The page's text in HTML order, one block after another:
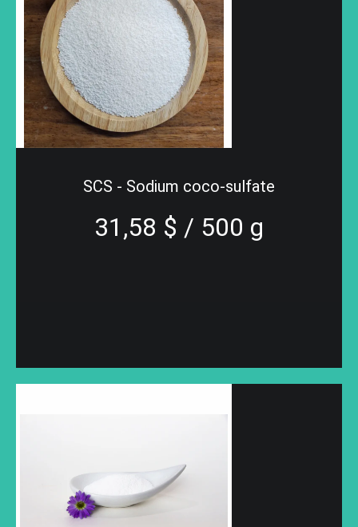
SCS - Sodium coco-sulfate
31,58 $ / 500 g